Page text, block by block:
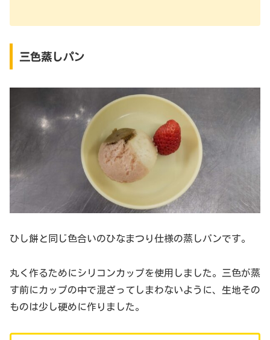
三色蒸しパン
ひし餅と同じ色合いのひなまつり仕様の蒸しパンです。
丸く作るためにシリコンカップを使用しました。三色が蒸
す前にカップの中で混ざってしまわないように、生地その
ものは少し硬めに作りました。